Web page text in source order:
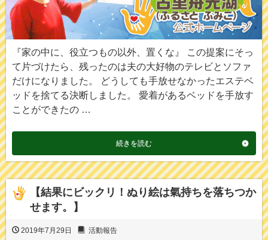
『家の中に、役立つもの以外、置くな』 この提案にそっ
て片づけたら、残ったのは夫の大好物のテレビとソファ
だけになりました。 どうしても手放せなかったエステベ
ッドを捨てる決断しました。 愛着があるベッドを手放す
ことができたの …
続きを読む
【結果にビックリ！ぬり絵は氣持ちを落ちつか
せます。】
2019年7月29日 活動報告